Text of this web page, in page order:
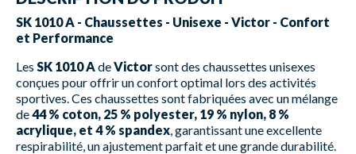
SK 1010 A - Chaussettes - Unisexe - Victor - Confort
et Performance
Les SK 1010 A deVictorsont des chaussettes unisexes
conçues pour offrir un confort optimal lors des activités
sportives. Ces chaussettes sont fabriquées avec un mélange
de44 % coton, 25 % polyester, 19 % nylon, 8 %
acrylique, et 4 % spandex , garantissant une excellente
respirabilité, un ajustement parfait et une grande durabilité.